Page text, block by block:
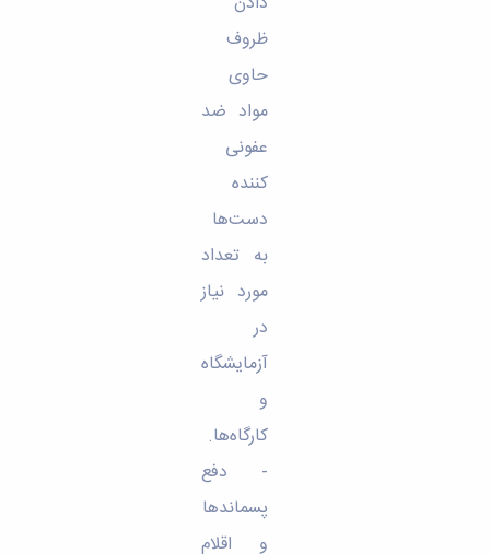
ظروف
حاوی
مواد ضد
عفونی
کننده
دست‌ها
به تعداد
مورد نیاز
در
آزمایشگاه
و
کارگاه‌ها.
- دفع
پسماندها
و اقلام